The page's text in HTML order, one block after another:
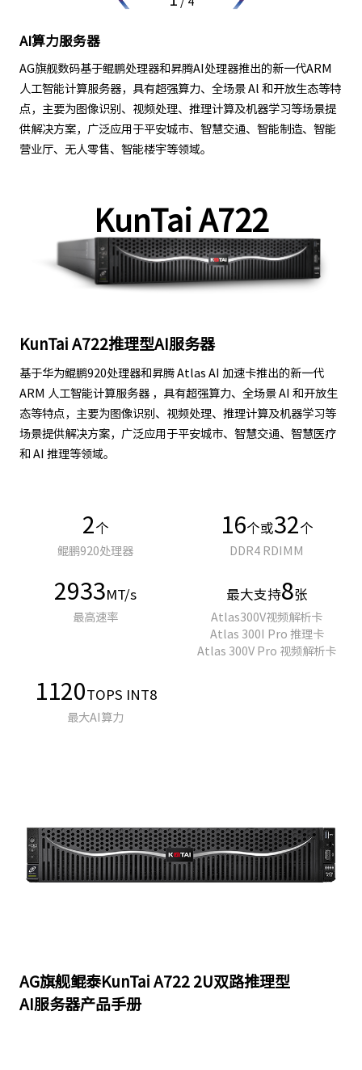
AI算力服务器
AG旗舰数码基于鲲鹏处理器和昇腾AI处理器推出的新一代ARM
人工智能计算服务器，具有超强算力、全场景 Al 和开放生态等特
点，主要为图像识别、视频处理、推理计算及机器学习等场景提
供解决方案，广泛应用于平安城市、智慧交通、智能制造、智能
营业厅、无人零售、智能楼宇等领域。
KunTai A722
KunTai A722推理型AI服务器
基于华为鲲鹏920处理器和昇腾 Atlas AI 加速卡推出的新一代
ARM 人工智能计算服务器 ，具有超强算力、全场景 AI 和开放生
态等特点，主要为图像识别、视频处理、推理计算及机器学习等
场景提供解决方案，广泛应用于平安城市、智慧交通、智慧医疗
和 AI 推理等领域。
2 个
鲲鹏920处理器
16个或32 个
DDR4 RDIMM
2933MT/s
最高速率
最大支持8张
Atlas300V视频解析卡
Atlas 300I Pro 推理卡
Atlas 300V Pro 视频解析卡
1120TOPS INT8
最大AI算力
AG旗舰鲲泰KunTai A722 2U双路推理型
AI服务器产品手册